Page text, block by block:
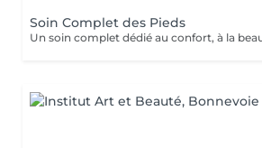
Soin Complet des Pieds